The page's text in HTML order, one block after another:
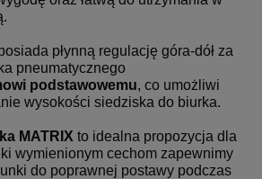
płynną regulację góra-dół za
pneumatycznego
podstawowemu, co umożliwi
wysokości siedziska do biurka.
MATRIX to idealna propozycja dla
wymienionym cechom zapewnimy
do poprawnej postawy podczas